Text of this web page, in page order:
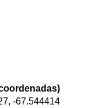
-67.544414